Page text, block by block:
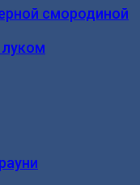
смородиной